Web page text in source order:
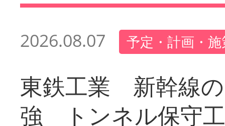
2026.08.07 予定・計画・
東鉄工業 新幹線
強 トンネル保守